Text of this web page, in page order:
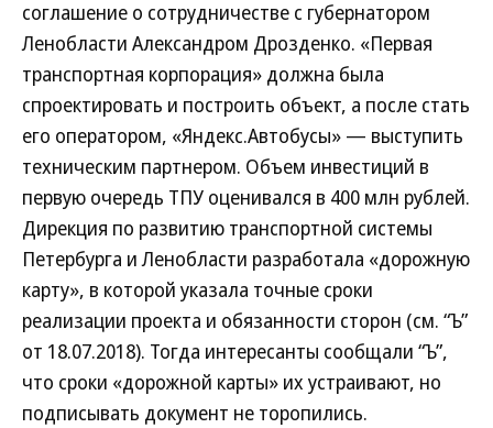
соглашение о сотрудничестве с губернатором
Ленобласти Александром Дрозденко. «Первая
транспортная корпорация» должна была
спроектировать и построить объект, а после стать
его оператором, «Яндекс.Автобусы» — выступить
техническим партнером. Объем инвестиций в
первую очередь ТПУ оценивался в 400 млн рублей.
Дирекция по развитию транспортной системы
Петербурга и Ленобласти разработала «дорожную
карту», в которой указала точные сроки
реализации проекта и обязанности сторон (см. “Ъ”
от 18.07.2018). Тогда интересанты сообщали “Ъ”,
что сроки «дорожной карты» их устраивают, но
подписывать документ не торопились.